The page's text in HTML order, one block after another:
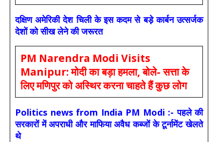
दक्षिण अमेरिकी देश चिली के इस कदम से बड़े कार्बन उत्सर्जक
देशों को सीख लेने की जरूरत
PM Narendra Modi Visits
Manipur: मोदी का बड़ा हमला, बोले- सत्ता के
लिए मणिपुर को अस्थिर करना चाहते हैं कुछ लोग
Politics news from India PM Modi :- पहले की
सरकारों में अपराधी और माफिया अवैध कब्जों के टूर्नामेंट खेलते
थे